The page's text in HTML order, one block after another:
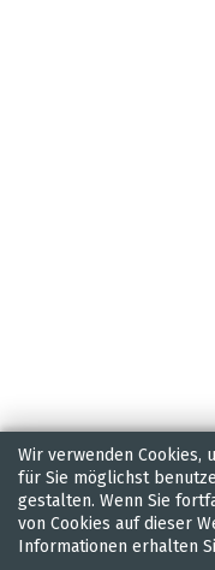
Wir verwenden Cookies,
für Sie möglichst
gestalten. Wenn Sie
von Cookies auf dieser
Informationen erhalten